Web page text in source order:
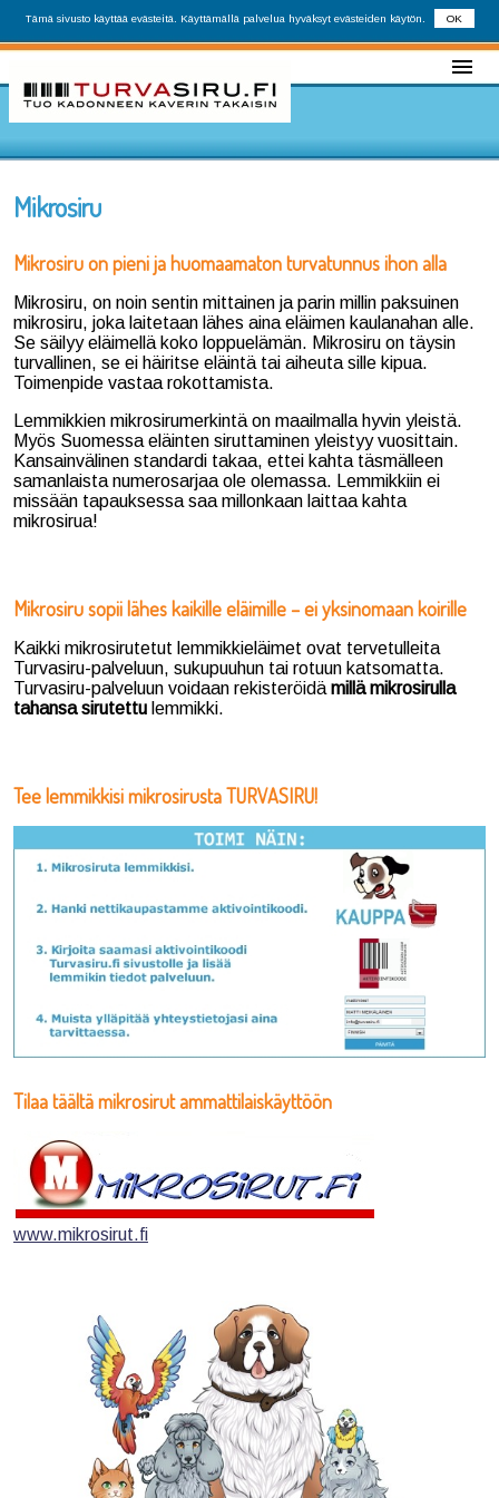
Tämä sivusto käyttää evästeitä. Käyttämällä palvelua hyväksyt evästeiden käytön. OK
Mikrosiru
Mikrosiru on pieni ja huomaamaton turvatunnus ihon alla
Mikrosiru, on noin sentin mittainen ja parin millin paksuinen
mikrosiru, joka laitetaan lähes aina eläimen kaulanahan alle.
Se säilyy eläimellä koko loppuelämän. Mikrosiru on täysin
turvallinen, se ei häiritse eläintä tai aiheuta sille kipua.
Toimenpide vastaa rokottamista.
Lemmikkien mikrosirumerkintä on maailmalla hyvin yleistä.
Myös Suomessa eläinten siruttaminen yleistyy vuosittain.
Kansainvälinen standardi takaa, ettei kahta täsmälleen
samanlaista numerosarjaa ole olemassa. Lemmikkiin ei
missään tapauksessa saa millonkaan laittaa kahta
mikrosirua!
Mikrosiru sopii lähes kaikille eläimille – ei yksinomaan koirille
Kaikki mikrosirutetut lemmikkieläimet ovat tervetulleita
Turvasiru-palveluun, sukupuuhun tai rotuun katsomatta.
Turvasiru-palveluun voidaan rekisteröidä millä mikrosirulla
tahansa sirutettu lemmikki.
Tee lemmikkisi mikrosirusta TURVASIRU!
Tilaa täältä mikrosirut ammattilaiskäyttöön
www.mikrosirut.fi